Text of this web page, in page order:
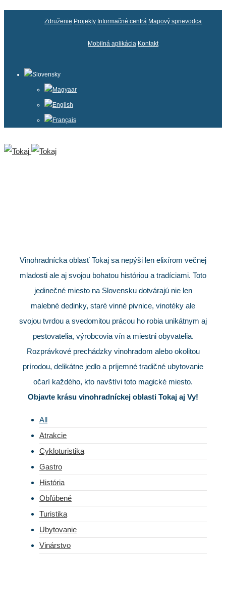
Združenie Projekty Informačné centrá Mapový sprievodca
Mobilná aplikácia Kontakt
Slovensky
Magyaar
English
Français
Vinohradnícka oblasť Tokaj sa nepýši len elixírom večnej
mladosti ale aj svojou bohatou históriou a tradíciami. Toto
jedinečné miesto na Slovensku dotvárajú nie len
malebné dedinky, staré vinné pivnice, vinotéky ale
svojou tvrdou a svedomitou prácou ho robia unikátnym aj
pestovatelia, výrobcovia vín a miestni obyvatelia.
Rozprávkové prechádzky vinohradom alebo okolitou
prírodou, delikátne jedlo a príjemné tradičné ubytovanie
očarí každého, kto navštívi toto magické miesto.
Objavte krásu vinohradníckej oblasti Tokaj aj Vy!
All
Atrakcie
Cykloturistika
Gastro
História
Obľúbené
Turistika
Ubytovanie
Vinárstvo